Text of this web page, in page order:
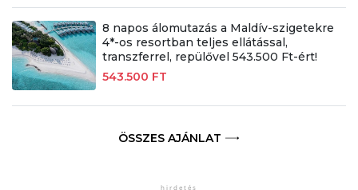
8 napos álomutazás a Maldív-szigetekre
4*-os resortban teljes ellátással,
transzferrel, repülővel 543.500 Ft-ért!
543.500 FT
ÖSSZES AJÁNLAT